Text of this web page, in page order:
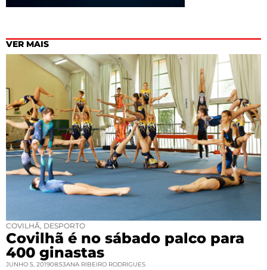
VER MAIS
COVILHÃ, DESPORTO
Covilhã é no sábado palco para
400 ginastas
JUNHO 5, 201908:53ANA RIBEIRO RODRIGUES